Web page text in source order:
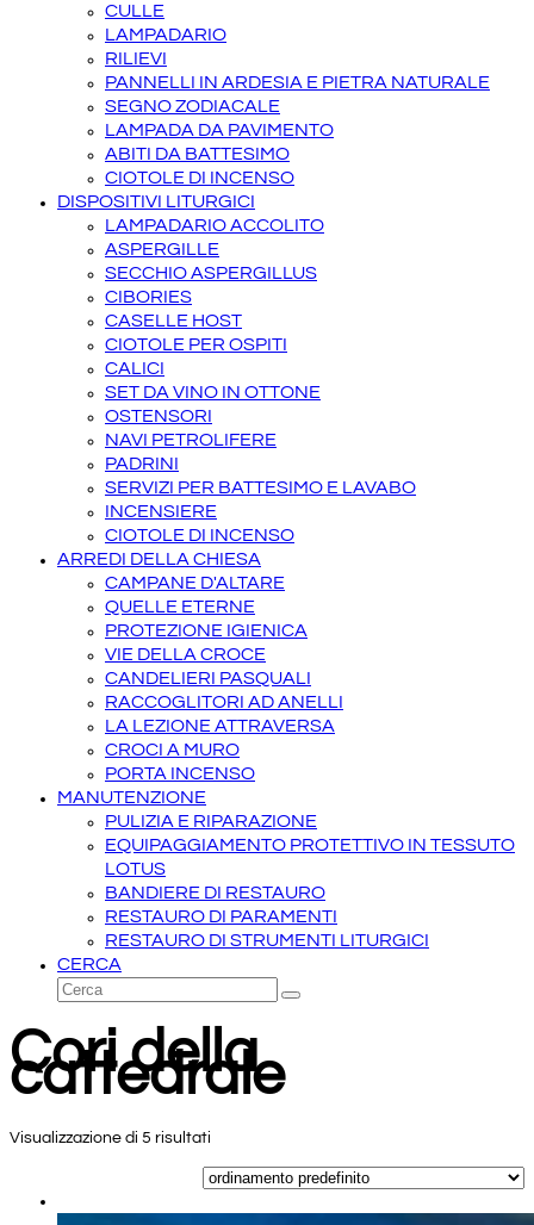
CULLE
LAMPADARIO
RILIEVI
PANNELLI IN ARDESIA E PIETRA NATURALE
SEGNO ZODIACALE
LAMPADA DA PAVIMENTO
ABITI DA BATTESIMO
CIOTOLE DI INCENSO
DISPOSITIVI LITURGICI
LAMPADARIO ACCOLITO
ASPERGILLE
SECCHIO ASPERGILLUS
CIBORIES
CASELLE HOST
CIOTOLE PER OSPITI
CALICI
SET DA VINO IN OTTONE
OSTENSORI
NAVI PETROLIFERE
PADRINI
SERVIZI PER BATTESIMO E LAVABO
INCENSIERE
CIOTOLE DI INCENSO
ARREDI DELLA CHIESA
CAMPANE D'ALTARE
QUELLE ETERNE
PROTEZIONE IGIENICA
VIE DELLA CROCE
CANDELIERI PASQUALI
RACCOGLITORI AD ANELLI
LA LEZIONE ATTRAVERSA
CROCI A MURO
PORTA INCENSO
MANUTENZIONE
PULIZIA E RIPARAZIONE
EQUIPAGGIAMENTO PROTETTIVO IN TESSUTO
LOTUS
BANDIERE DI RESTAURO
RESTAURO DI PARAMENTI
RESTAURO DI STRUMENTI LITURGICI
CERCA
Cerca
Invia
Cori della
cattedrale
Visualizzazione di 5 risultati